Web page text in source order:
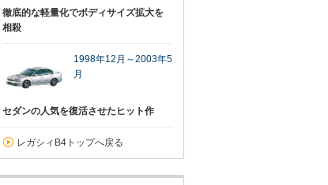
徹底的な軽量化でボディサイズ拡大を
相殺
1998年12月～2003年5
月
セダンの人気を復活させたヒット作
レガシィB4トップへ戻る